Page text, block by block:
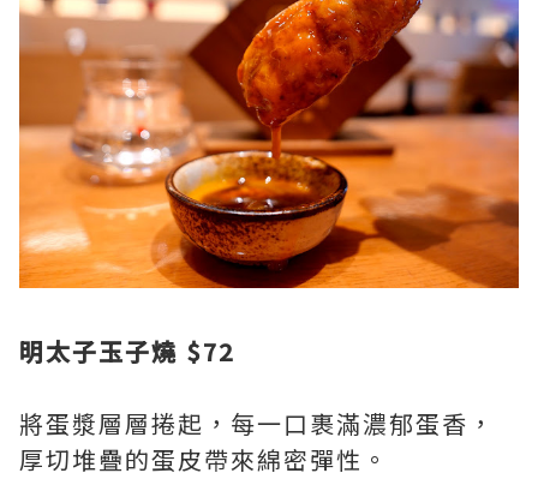
明太子玉子燒 $72
將蛋漿層層捲起，每一口裹滿濃郁蛋香，
厚切堆疊的蛋皮帶來綿密彈性。